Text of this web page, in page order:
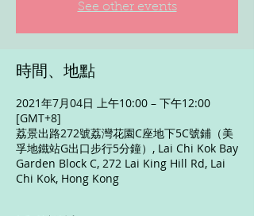
See other events
時間、地點
2021年7月04日 上午10:00 – 下午12:00
[GMT+8]
荔景出路272號荔灣花園C座地下5C號鋪（美
孚地鐵站G出口步行5分鐘）, Lai Chi Kok Bay
Garden Block C, 272 Lai King Hill Rd, Lai
Chi Kok, Hong Kong